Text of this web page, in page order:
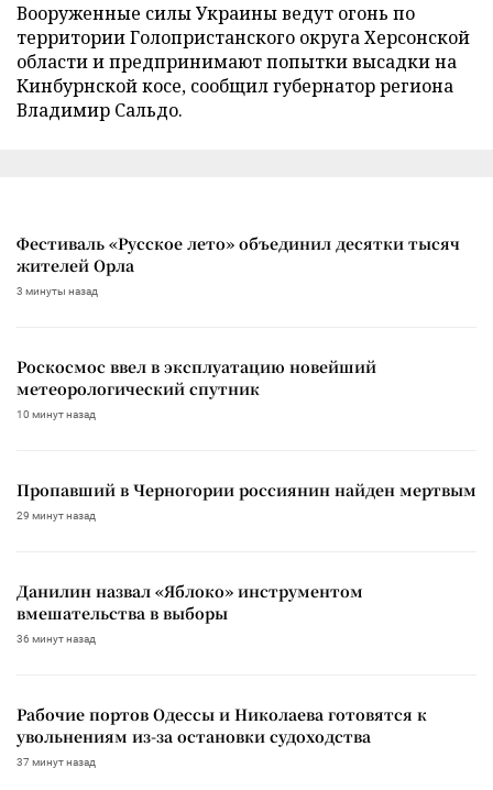
Вооруженные силы Украины ведут огонь по
территории Голопристанского округа Херсонской
области и предпринимают попытки высадки на
Кинбурнской косе, сообщил губернатор региона
Владимир Сальдо.
Фестиваль «Русское лето» объединил десятки тысяч
жителей Орла
3 минуты назад
Роскосмос ввел в эксплуатацию новейший
метеорологический спутник
10 минут назад
Пропавший в Черногории россиянин найден мертвым
29 минут назад
Данилин назвал «Яблоко» инструментом
вмешательства в выборы
36 минут назад
Рабочие портов Одессы и Николаева готовятся к
увольнениям из-за остановки судоходства
37 минут назад